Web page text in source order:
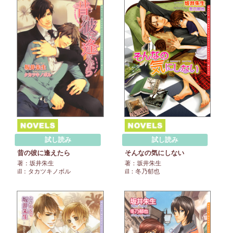
試し読み
昔の彼に逢えたら
著：坂井朱生
ill：タカツキノボル
試し読み
そんなの気にしない
著：坂井朱生
ill：冬乃郁也